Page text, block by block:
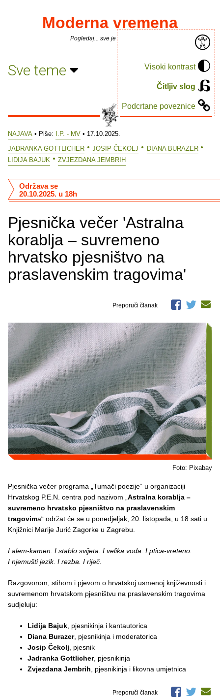
Visoki kontrast
Čitljiv slog
Podcrtane poveznice
Moderna vremena
Pogledaj... sve je puno knjiga.
Sve teme
NAJAVA • Piše: I.P. - MV • 17.10.2025.
JADRANKA GOTTLICHER
JOSIP ČEKOLJ
DIANA BURAZER
LIDIJA BAJUK
ZVJEZDANA JEMBRIH
Pjesnička večer 'Astralna
korablja – suvremeno
hrvatsko pjesništvo na
praslavenskim tragovima'
Održava se
20.10.2025. u 18h
Preporuči članak
Foto: Pixabay
Pjesnička večer programa „Tumači poezije“ u organizaciji
Hrvatskog P.E.N. centra pod nazivom „ Astralna korablja –
suvremeno hrvatsko pjesništvo na praslavenskim
tragovima“ održat će se u ponedjeljak, 20. listopada, u 18 sati u
Knjižnici Marije Jurić Zagorke u Zagrebu.
I alem-kamen. I stablo svijeta. I velika voda. I ptica-vreteno.
I njemušti jezik. I rezba. I riječ.
Razgovorom, stihom i pjevom o hrvatskoj usmenoj književnosti i
suvremenom hrvatskom pjesništvu na praslavenskim tragovima
sudjeluju:
Lidija Bajuk , pjesnikinja i kantautorica
Diana Burazer, pjesnikinja i moderatorica
Josip Čekolj , pjesnik
Jadranka Gottlicher, pjesnikinja
Zvjezdana Jembrih , pjesnikinja i likovna umjetnica
Preporuči članak